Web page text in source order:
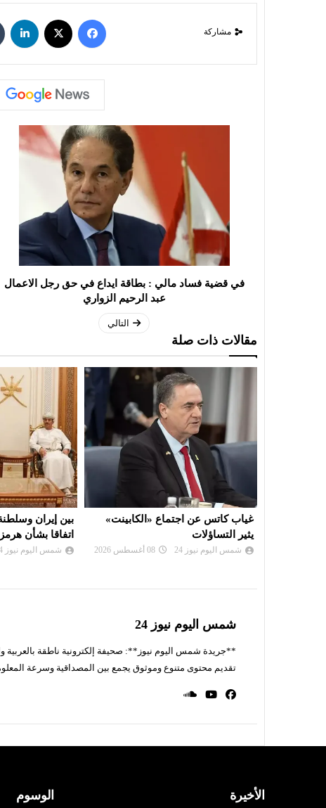
مشاركة
في قضية فساد مالي : بطاقة ايداع في حق رجل الاعمال
عبد الرحيم الزواري
التالي
مقالات ذات صلة
بين إيران وسلطنة عمان.. أمريكا تتوقع
اتفاقا بشأن هرمز قريبا
شمس اليوم نيوز 24 08 أغسطس 2026
الرئيس
بمواجهة
شمس اليوم نيوز 24
شمس اليوم نيوز 24
**جريدة شمس اليوم نيوز**: صحيفة إلكترونية ناطقة بالعربية
تقديم محتوى متنوع وموثوق يجمع بين المصداقية وسرعة
الأخيرة الوسوم